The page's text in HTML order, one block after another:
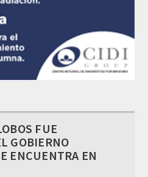
FUE
GOBIERNO
ENCUENTRA EN